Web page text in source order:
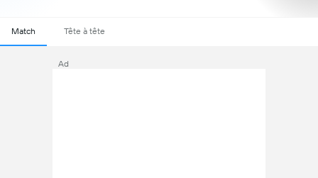
Match Tête à tête
Ad